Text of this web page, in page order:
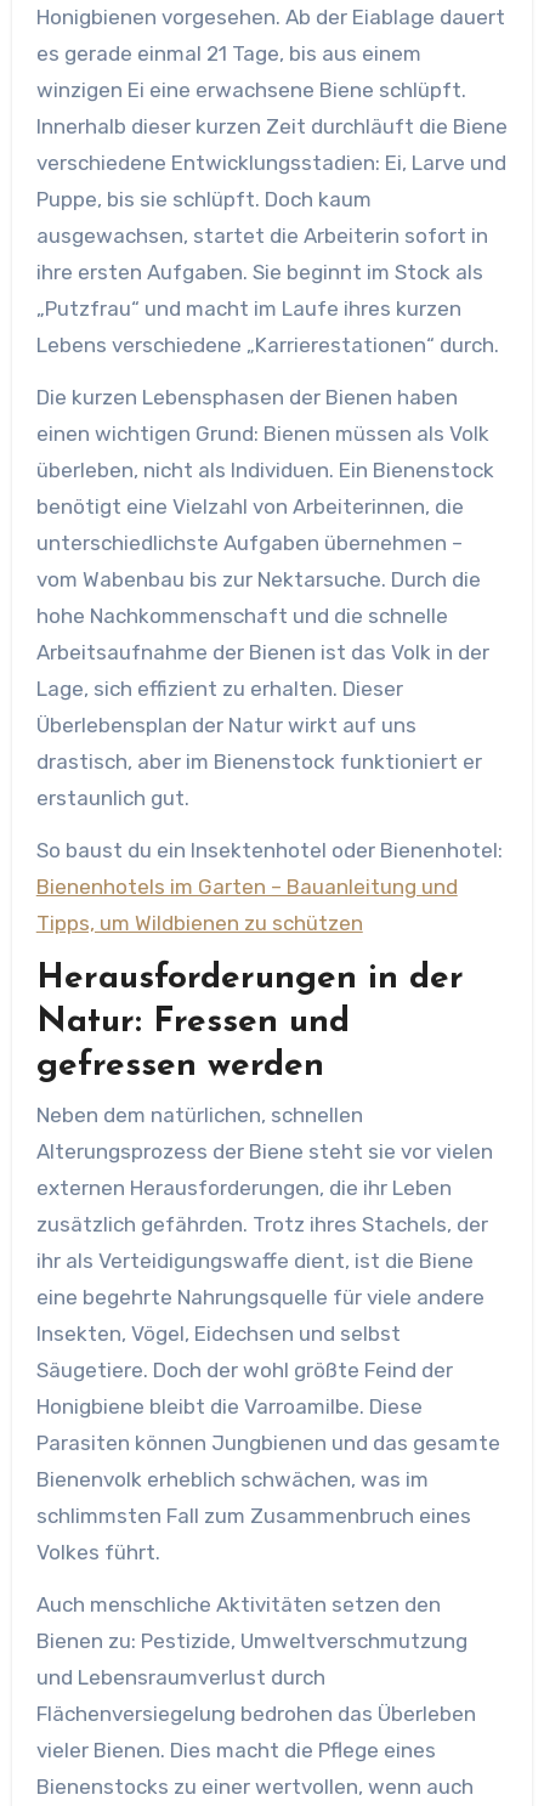
Honigbienen vorgesehen. Ab der Eiablage dauert
es gerade einmal 21 Tage, bis aus einem
winzigen Ei eine erwachsene Biene schlüpft.
Innerhalb dieser kurzen Zeit durchläuft die Biene
verschiedene Entwicklungsstadien: Ei, Larve und
Puppe, bis sie schlüpft. Doch kaum
ausgewachsen, startet die Arbeiterin sofort in
ihre ersten Aufgaben. Sie beginnt im Stock als
„Putzfrau“ und macht im Laufe ihres kurzen
Lebens verschiedene „Karrierestationen“ durch.
Die kurzen Lebensphasen der Bienen haben
einen wichtigen Grund: Bienen müssen als Volk
überleben, nicht als Individuen. Ein Bienenstock
benötigt eine Vielzahl von Arbeiterinnen, die
unterschiedlichste Aufgaben übernehmen –
vom Wabenbau bis zur Nektarsuche. Durch die
hohe Nachkommenschaft und die schnelle
Arbeitsaufnahme der Bienen ist das Volk in der
Lage, sich effizient zu erhalten. Dieser
Überlebensplan der Natur wirkt auf uns
drastisch, aber im Bienenstock funktioniert er
erstaunlich gut.
So baust du ein Insektenhotel oder Bienenhotel:
Bienenhotels im Garten – Bauanleitung und
Tipps, um Wildbienen zu schützen
Herausforderungen in der
Natur: Fressen und
gefressen werden
Neben dem natürlichen, schnellen
Alterungsprozess der Biene steht sie vor vielen
externen Herausforderungen, die ihr Leben
zusätzlich gefährden. Trotz ihres Stachels, der
ihr als Verteidigungswaffe dient, ist die Biene
eine begehrte Nahrungsquelle für viele andere
Insekten, Vögel, Eidechsen und selbst
Säugetiere. Doch der wohl größte Feind der
Honigbiene bleibt die Varroamilbe. Diese
Parasiten können Jungbienen und das gesamte
Bienenvolk erheblich schwächen, was im
schlimmsten Fall zum Zusammenbruch eines
Volkes führt.
Auch menschliche Aktivitäten setzen den
Bienen zu: Pestizide, Umweltverschmutzung
und Lebensraumverlust durch
Flächenversiegelung bedrohen das Überleben
vieler Bienen. Dies macht die Pflege eines
Bienenstocks zu einer wertvollen, wenn auch